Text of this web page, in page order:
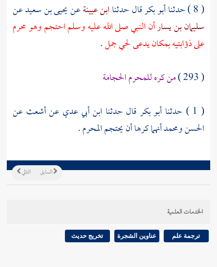
( 8 ) حدثنا
أبو بكرقال حدثناابن عيينةعنيحيى بن سعيدعن
سليمان بن يسارأن النبي صلى الله عليه وسلم احتجم وهو محرم
على ذؤابتيه بمكان يدعىلحي جمل.
( 293 )
من كره للمحرم الحجامة
( 1 ) حدثنا
أبو بكر قال حدثنا ابن أبي عدي عنأشعث عن
الحسنومحمدأنهما كرها أن يحتجم المحرم .
التالي السابق
الخدمات العلمية
ترجمة علم عناوين الشجرة تخريج حديث